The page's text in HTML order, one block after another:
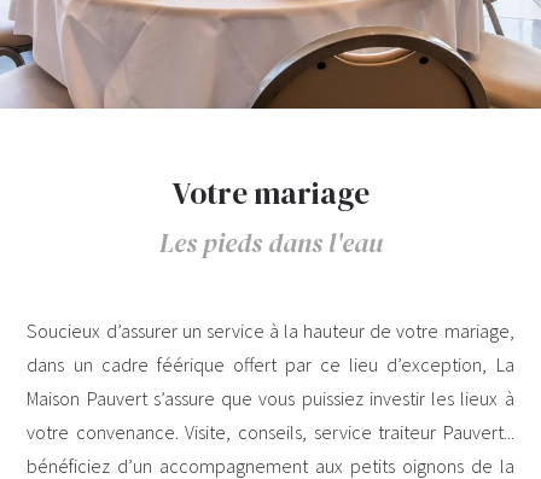
Votre mariage
Les pieds dans l'eau
Soucieux d’assurer un service à la hauteur de votre mariage,
dans un cadre féérique offert par ce lieu d’exception, La
Maison Pauvert s’assure que vous puissiez investir les lieux à
votre convenance. Visite, conseils, service traiteur Pauvert...
bénéficiez d’un accompagnement aux petits oignons de la